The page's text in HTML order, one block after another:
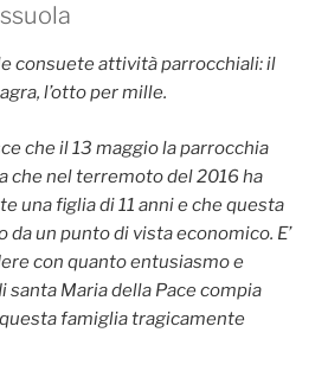
consuete attività parrocchiali: il
l’otto per mille.
che il 13 maggio la parrocchia
che nel terremoto del 2016 ha
una figlia di 11 anni e che questa
da un punto di vista economico. E’
con quanto entusiasmo e
santa Maria della Pace compia
famiglia tragicamente